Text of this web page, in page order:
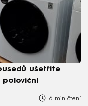
ušetříte
poloviční
6 min čtení